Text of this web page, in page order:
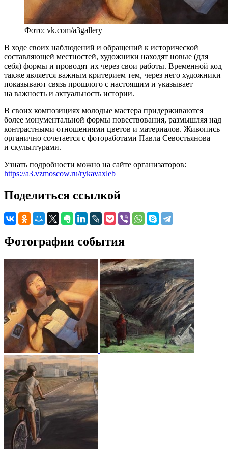
Фото: vk.com/a3gallery
В ходе своих наблюдений и обращений к исторической
составляющей местностей, художники находят новые (для
себя) формы и проводят их через свои работы. Временной код
также является важным критерием тем, через него художники
показывают связь прошлого с настоящим и указывает
на важность и актуальность истории.
В своих композициях молодые мастера придерживаются
более монументальной формы повествования, размышляя над
контрастными отношениями цветов и материалов. Живопись
органично сочетается с фотоработами Павла Севостьянова
и скульптурами.
Узнать подробности можно на сайте организаторов:
https://a3.vzmoscow.ru/rykavaxleb
Поделиться ссылкой
Фотографии события